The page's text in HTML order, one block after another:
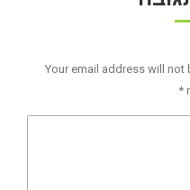
Your email address will not
*